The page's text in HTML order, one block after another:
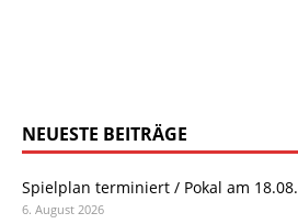
NEUESTE BEITRÄGE
Spielplan terminiert / Pokal am 18.08.
6. August 2026